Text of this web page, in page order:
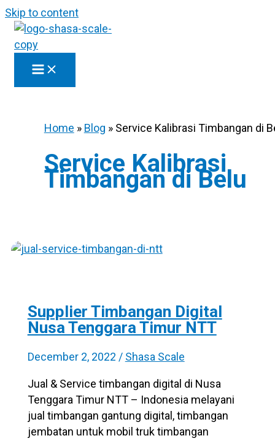
Skip to content
Home » Blog » Service Kalibrasi Timbangan di
Service Kalibrasi
Timbangan di Belu
Supplier Timbangan Digital
Nusa Tenggara Timur NTT
December 2, 2022 / Shasa Scale
Jual & Service timbangan digital di Nusa
Tenggara Timur NTT – Indonesia melayani
jual timbangan gantung digital, timbangan
jembatan untuk mobil truk timbangan